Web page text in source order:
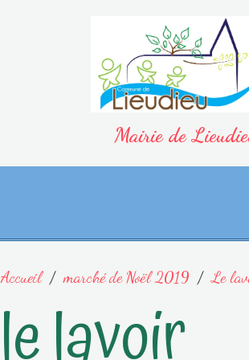
Mairie de
Accueil marché de Noël 2019 Le